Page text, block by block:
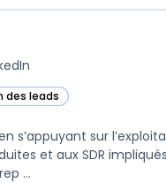
des leads
catégorie
s’appuyant sur
et aux SDR
...